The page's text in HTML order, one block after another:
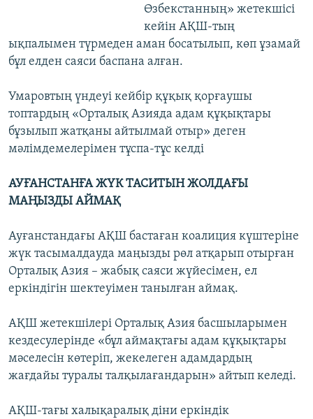
Өзбекстанның» жетекшісі
кейін АҚШ-тың
ықпалымен түрмеден аман босатылып, көп ұзамай
бұл елден саяси баспана алған.
Умаровтың үндеуі кейбір құқық қорғаушы
топтардың «Орталық Азияда адам құқықтары
бұзылып жатқаны айтылмай отыр» деген
мәлімдемелерімен тұспа-тұс келді
АУҒАНСТАНҒА ЖҮК ТАСИТЫН ЖОЛДАҒЫ
МАҢЫЗДЫ АЙМАҚ
Ауғанстандағы АҚШ бастаған коалиция күштеріне
жүк тасымалдауда маңызды рөл атқарып отырған
Орталық Азия – жабық саяси жүйесімен, ел
еркіндігін шектеуімен танылған аймақ.
АҚШ жетекшілері Орталық Азия басшыларымен
кездесулерінде «бұл аймақтағы адам құқықтары
мәселесін көтеріп, жекелеген адамдардың
жағдайы туралы талқылағандарын» айтып келеді.
АҚШ-тағы халықаралық діни еркіндік